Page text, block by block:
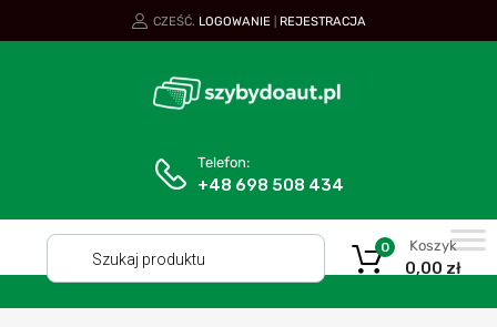
CZEŚĆ. LOGOWANIE REJESTRACJA
Telefon:
+48 698 508 434
Koszyk
0,00 zł
0